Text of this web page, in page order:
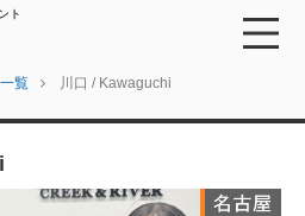
ト
覧 川口 / Kawaguchi